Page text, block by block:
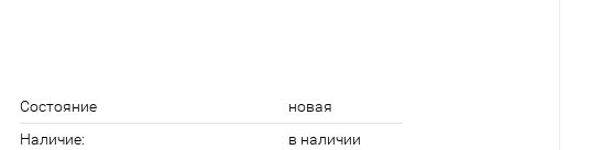
Состояние
новая
Наличие:
в наличии